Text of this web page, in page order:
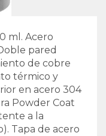
ml. Acero
pared
de cobre
térmico y
en acero 304
Powder Coat
a la
Tapa de acero